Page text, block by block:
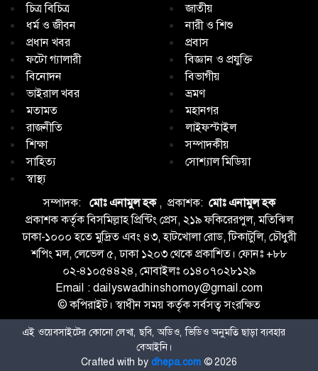
চিত্র বিচিত্র
জাতীয়
ধর্ম ও জীবন
নারী ও শিশু
প্রধান খবর
প্রবাস
ফটো গ্যালারী
বিজ্ঞান ও প্রযুক্তি
বিনোদন
বিভাগীয়
ভাইরাল খবর
ভ্রমণ
মতামত
মহানগর
রাজনীতি
লাইফস্টাইল
শিক্ষা
সম্পাদকীয়
সাহিত্য
সোশ্যাল মিডিয়া
স্বাস্থ্য
সম্পাদক: মোঃ এনামুল হক, প্রকাশক: মোঃ এনামুল হক
প্রকাশক কর্তৃক বিসমিল্লাহ প্রিন্টিং প্রেস, ২১৯ ফকিরেরপুল, মতিঝিল
ঢাকা-১০০০ হতে মুদ্রিত এবং ৪৩, হাটখোলা রোড, টিকাটুলি, চৌধুরী
শপিং মল, লেভেল ৫, ঢাকা ১২০৩ থেকে প্রকাশিত। ফোনঃ +৮৮
০২-৪১০৫৪৪২৪, মোবাইলঃ ০১৪০৭০২৮১২৯
Email : dailyswadhinshomoy@gmail.com
© কপিরাইট। স্বাধীন সময় কর্তৃক সর্বসত্ব সংরক্ষিত
এই ওয়েবসাইটের কোনো লেখা, ছবি, অডিও, ভিডিও অনুমতি ছাড়া ব্যবহার
বেআইনি।
Crafted with by dhepa.com ©2026